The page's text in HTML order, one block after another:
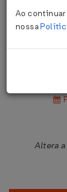
Altera
Ao continuar
nossa